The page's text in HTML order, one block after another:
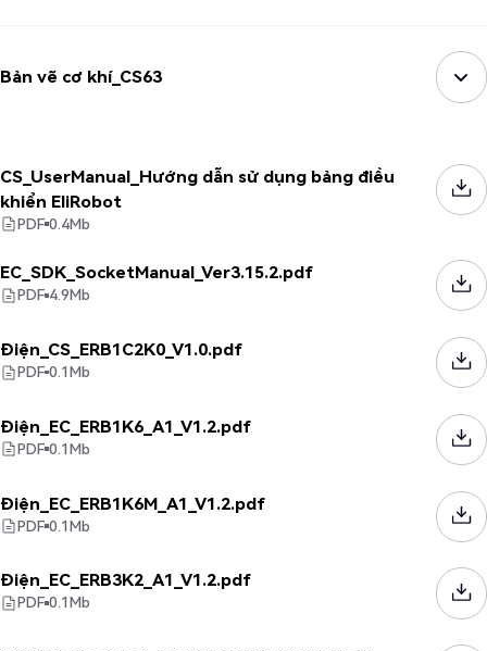
Bản vẽ cơ khí_CS63
CS_UserManual_Hướng dẫn sử dụng bảng điều
khiển EliRobot
PDF 0.4Mb
EC_SDK_SocketManual_Ver3.15.2.pdf
PDF 4.9Mb
Điện_CS_ERB1C2K0_V1.0.pdf
PDF 0.1Mb
Điện_EC_ERB1K6_A1_V1.2.pdf
PDF 0.1Mb
Điện_EC_ERB1K6M_A1_V1.2.pdf
PDF 0.1Mb
Điện_EC_ERB3K2_A1_V1.2.pdf
PDF 0.1Mb